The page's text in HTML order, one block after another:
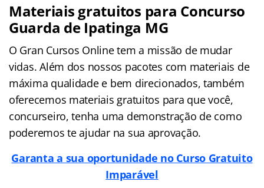
Materiais gratuitos para Concurso
Guarda de Ipatinga MG
O Gran Cursos Online tem a missão de mudar
vidas. Além dos nossos pacotes com materiais de
máxima qualidade e bem direcionados, também
oferecemos materiais gratuitos para que você,
concurseiro, tenha uma demonstração de como
poderemos te ajudar na sua aprovação.
Garanta a sua oportunidade no Curso Gratuito
Imparável